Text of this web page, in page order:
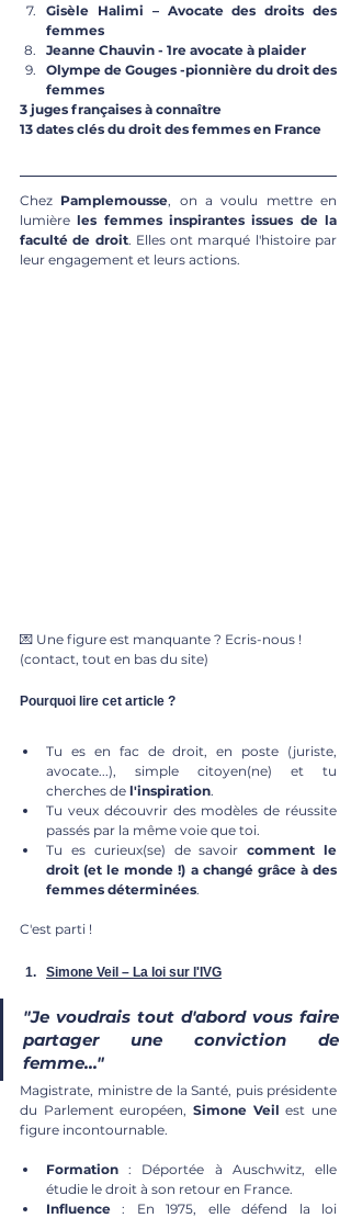
Gisèle Halimi – Avocate des droits des
femmes
Jeanne Chauvin - 1re avocate à plaider
Olympe de Gouges -pionnière du droit des
femmes
3 juges françaises à connaître
13 dates clés du droit des femmes en France
Chez Pamplemousse, on a voulu mettre en
lumière les femmes inspirantes issues de la
faculté de droit. Elles ont marqué l'histoire par
leur engagement et leurs actions.
💌 Une figure est manquante ? Ecris-nous !
(contact, tout en bas du site)
Pourquoi lire cet article ?
Tu es en fac de droit, en poste (juriste,
avocate...), simple citoyen(ne) et tu
cherches de l'inspiration.
Tu veux découvrir des modèles de réussite
passés par la même voie que toi.
Tu es curieux(se) de savoir comment le
droit (et le monde !) a changé grâce à des
femmes déterminées.
C'est parti !
Simone Veil – La loi sur l'IVG
"Je voudrais tout d'abord vous faire
partager une conviction de
femme..."
Magistrate, ministre de la Santé, puis présidente
du Parlement européen, Simone Veil est une
figure incontournable.
Formation : Déportée à Auschwitz, elle
étudie le droit à son retour en France.
Influence : En 1975, elle défend la loi